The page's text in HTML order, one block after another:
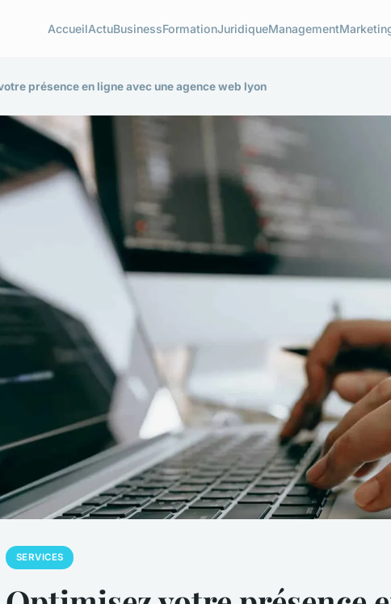
AccueilActuBusinessFormationJuridiqueManagement
présence en ligne avec une agence web lyon
SERVICES